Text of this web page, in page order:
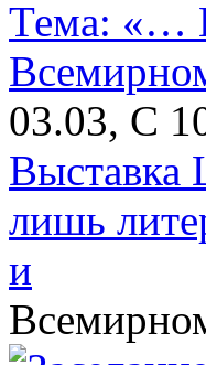
03.03, С
Выставка
лишь
и